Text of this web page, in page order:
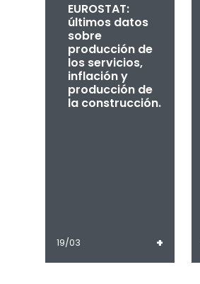
EUROSTAT:
últimos datos
sobre
producción de
los servicios,
inflación y
producción de
la construcción.
19/03 +